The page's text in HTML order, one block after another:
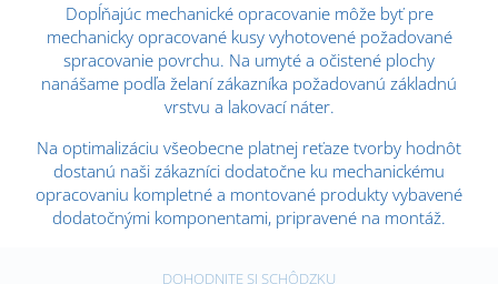
Dopĺňajúc mechanické opracovanie môže byť pre
mechanicky opracované kusy vyhotovené požadované
spracovanie povrchu. Na umyté a očistené plochy
nanášame podľa želaní zákazníka požadovanú základnú
vrstvu a lakovací náter.
Na optimalizáciu všeobecne platnej reťaze tvorby hodnôt
dostanú naši zákazníci dodatočne ku mechanickému
opracovaniu kompletné a montované produkty vybavené
dodatočnými komponentami, pripravené na montáž.
DOHODNITE SI SCHÔDZKU